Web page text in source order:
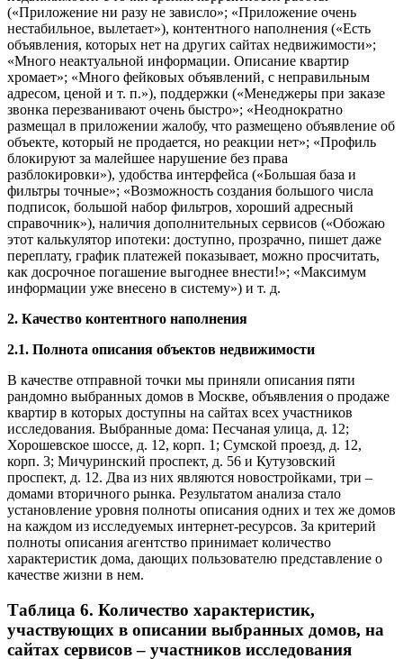
(«Приложение ни разу не зависло»; «Приложение очень
нестабильное, вылетает»), контентного наполнения («Есть
объявления, которых нет на других сайтах недвижимости»;
«Много неактуальной информации. Описание квартир
хромает»; «Много фейковых объявлений, с неправильным
адресом, ценой и т. п.»), поддержки («Менеджеры при заказе
звонка перезванивают очень быстро»; «Неоднократно
размещал в приложении жалобу, что размещено объявление об
объекте, который не продается, но реакции нет»; «Профиль
блокируют за малейшее нарушение без права
разблокировки»), удобства интерфейса («Большая база и
фильтры точные»; «Возможность создания большого числа
подписок, большой набор фильтров, хороший адресный
справочник»), наличия дополнительных сервисов («Обожаю
этот калькулятор ипотеки: доступно, прозрачно, пишет даже
переплату, график платежей показывает, можно просчитать,
как досрочное погашение выгоднее внести!»; «Максимум
информации уже внесено в систему») и т. д.
2. Качество контентного наполнения
2.1. Полнота описания объектов недвижимости
В качестве отправной точки мы приняли описания пяти
рандомно выбранных домов в Москве, объявления о продаже
квартир в которых доступны на сайтах всех участников
исследования. Выбранные дома: Песчаная улица, д. 12;
Хорошевское шоссе, д. 12, корп. 1; Сумской проезд, д. 12,
корп. 3; Мичуринский проспект, д. 56 и Кутузовский
проспект, д. 12. Два из них являются новостройками, три –
домами вторичного рынка. Результатом анализа стало
установление уровня полноты описания одних и тех же домов
на каждом из исследуемых интернет-ресурсов. За критерий
полноты описания агентство принимает количество
характеристик дома, дающих пользователю представление о
качестве жизни в нем.
Таблица 6. Количество характеристик,
участвующих в описании выбранных домов, на
сайтах сервисов – участников исследования